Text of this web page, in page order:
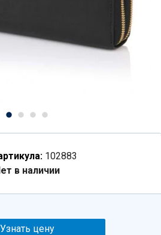
102883
в наличии
Узнать цену